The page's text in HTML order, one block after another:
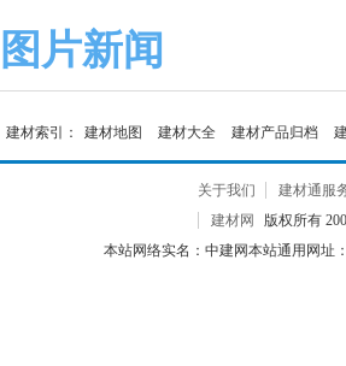
图片新闻
建材索引： 建材地图 建材大全 建材产品归档
关于我们 建材通服
建材网
版权所有
本站网络实名：中建网本站通用网址：